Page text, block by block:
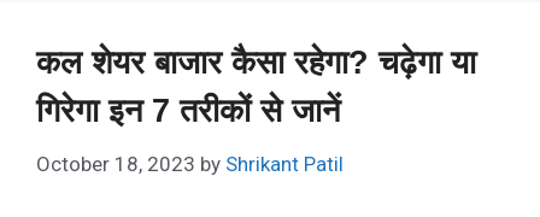
कल शेयर बाजार कैसा रहेगा? चढ़ेगा या
गिरेगा इन 7 तरीकों से जानें
October 18, 2023 by Shrikant Patil